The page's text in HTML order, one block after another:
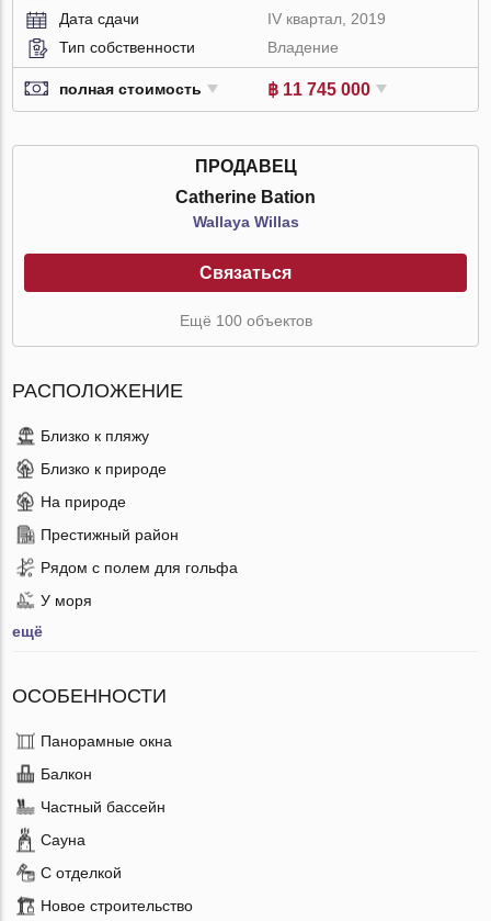
Дата сдачи
IV квартал, 2019
Тип собственности
Владение
полная стоимость ฿ 11 745 000
ПРОДАВЕЦ
Catherine Bation
Wallaya Willas
Связаться
Ещё 100 объектов
РАСПОЛОЖЕНИЕ
Близко к пляжу
Близко к природе
На природе
Престижный район
Рядом с полем для гольфа
У моря
ещё
ОСОБЕННОСТИ
Панорамные окна
Балкон
Частный бассейн
Сауна
С отделкой
Новое строительство